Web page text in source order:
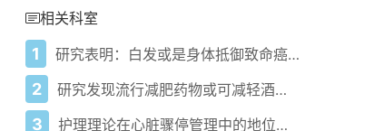
相关科室
1 研究表明：白发或是身体抵御致命癌症的警示信号
2 研究发现流行减肥药物或可减轻酒精兴奋感
3 护理理论在心脏骤停管理中的地位：布琼布拉HPRC和CPLR案例研究